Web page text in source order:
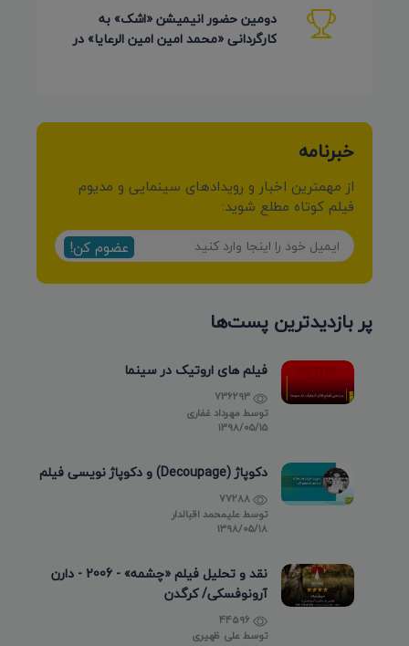
دومین حضور انیمیشن «اشک» به
کارگردانی «محمد امین امین الرعایا» در
خبرنامه
از مهمترین اخبار و رویدادهای سینمایی و مدیوم
فیلم کوتاه مطلع شوید:
عضوم کن!
پر بازدیدترین پست‌ها
فیلم های اروتیک در سینما
توسط مهرداد غفاری
۱۳۹۸/۰۵/۱۵
دکوپاژ (Decoupage) و دکوپاژ نویسی فیلم
توسطعلیمحمد اقبالدار
۱۳۹۸/۰۵/۱۸
نقد و تحلیل فیلم «چشمه» - 2006 - دارن
آرونوفسکی/ کرگدن
توسطعلی ظهیری